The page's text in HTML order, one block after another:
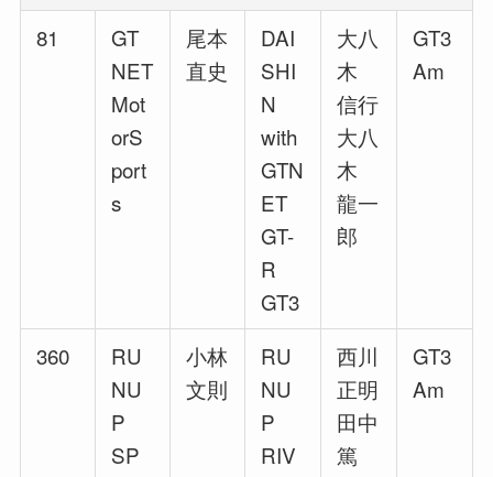
81
GT
NET
Mot
orS
port
s
尾本
直史
DAI
SHI
N
with
GTN
ET
GT-
R
GT3
大八
木
信行
大八
木
龍一
郎
GT3
Am
360
RU
NU
P
SP
小林
文則
RU
NU
P
RIV
西川
正明
田中
篤
GT3
Am